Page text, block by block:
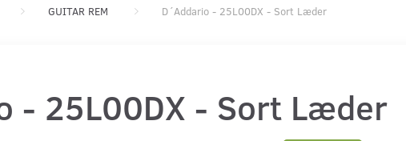
GUITAR REM D´Addario - 25L00DX - Sort Læder
- 25L00DX - Sort Læder